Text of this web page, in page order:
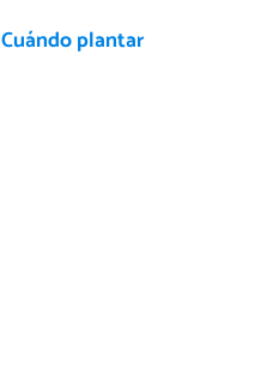
Cuándo plantar